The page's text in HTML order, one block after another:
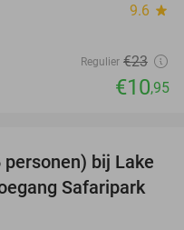
9.6 star
Regulier €23
€10,95
53%
bij Lake
Safaripark